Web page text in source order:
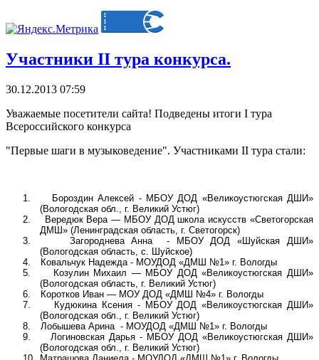
Участники II тура конкурса.
30.12.2013 07:59
Уважаемые посетители сайта! Подведены итоги I тура
Всероссийского конкурса
"Первые шаги в музыковедение". Участниками II тура стали:
1.
Бороздин Алексей - МБОУ ДОД «Великоустюгская ДШИ»
(Вологодская обл., г. Великий Устюг)
2.
Вередюк Вера — МБОУ ДОД школа искусств «Светогорская
ДМШ» (Ленинградская область, г. Светогорск)
3.
Загороднева Анна -
МБОУ ДОД «Шуйская ДШИ»
(Вологодская область, с. Шуйское)
4.
Ковальчук Надежда - МОУДОД «ДМШ №1» г. Вологды
5.
Козулин Михаил — МБОУ ДОД «Великоустюгская ДШИ»
(Вологодская область, г. Великий Устюг)
6.
Коротков Иван — МОУ ДОД «ДМШ №4» г. Вологды
7.
Кудюкина Ксения - МБОУ ДОД «Великоустюгская ДШИ»
(Вологодская обл., г. Великий Устюг)
8.
Лобышева Арина - МОУДОД «ДМШ №1» г. Вологды
9.
Логиновская Дарья - МБОУ ДОД «Великоустюгская ДШИ»
(Вологодская обл., г. Великий Устюг)